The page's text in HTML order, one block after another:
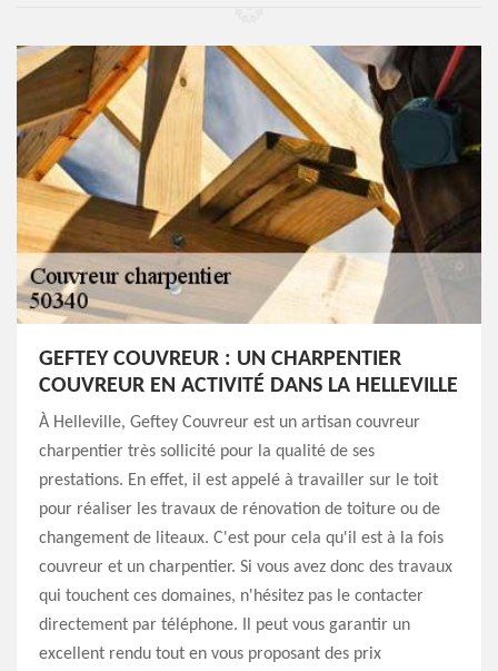
GEFTEY COUVREUR : UN CHARPENTIER
COUVREUR EN ACTIVITÉ DANS LA HELLEVILLE
À Helleville, Geftey Couvreur est un artisan couvreur
charpentier très sollicité pour la qualité de ses
prestations. En effet, il est appelé à travailler sur le toit
pour réaliser les travaux de rénovation de toiture ou de
changement de liteaux. C'est pour cela qu'il est à la fois
couvreur et un charpentier. Si vous avez donc des travaux
qui touchent ces domaines, n'hésitez pas le contacter
directement par téléphone. Il peut vous garantir un
excellent rendu tout en vous proposant des prix